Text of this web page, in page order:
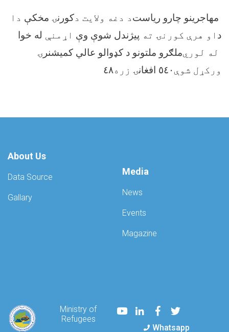
دا کورنۍ مخکېد دغه ولایت دمهاجرينو چارو رياست
له خوا اړمنې پيژندل شوې وې او هرې کورنۍ ته د
ملګرو ملتونو د کډوالو عالي کميشنرۍله لوري
٤٨زره ٥٤٠ افغانۍورکړل شوې
About Us
Data Source
Gallary
Media
News
Events
Magazine
Ministry of
Refugees
YoutubeLinkedInFacebook
Twitter
Whatsapp